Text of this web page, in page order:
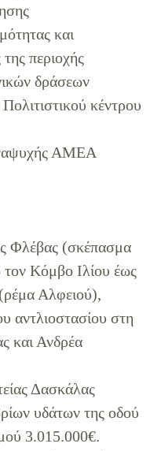
και
περιοχής
δράσεων
κέντρου
ΑΜΕΑ
Φλέβας (σκέπασμα
Κόμβο Ιλίου έως
Αλφειού),
αντλιοστασίου στη
και Ανδρέα
Δασκάλας
υδάτων της οδού
3.015.000€.